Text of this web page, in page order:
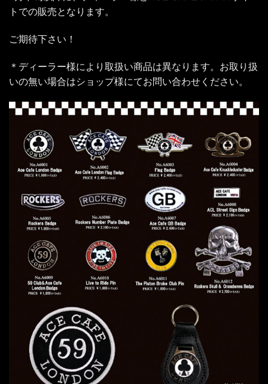
トでの販売となります。
ご期待下さい！
＊ディーラー様により取扱い商品は異なります。お取り扱
いの無い場合はショップ様にてお問い合わせください。